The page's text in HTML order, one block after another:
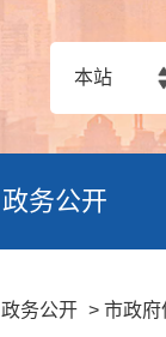
本站
政务公开
政务公开 > 市政府